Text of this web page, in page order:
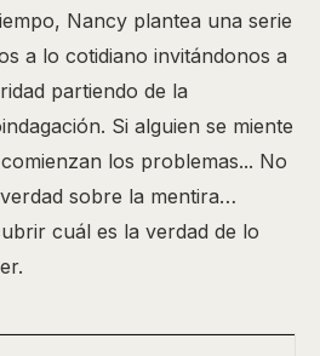
Nancy plantea una serie
a lo cotidiano invitándonos a
partiendo de la
Si alguien se miente
los problemas... No
sobre la mentira…
cuál es la verdad de lo